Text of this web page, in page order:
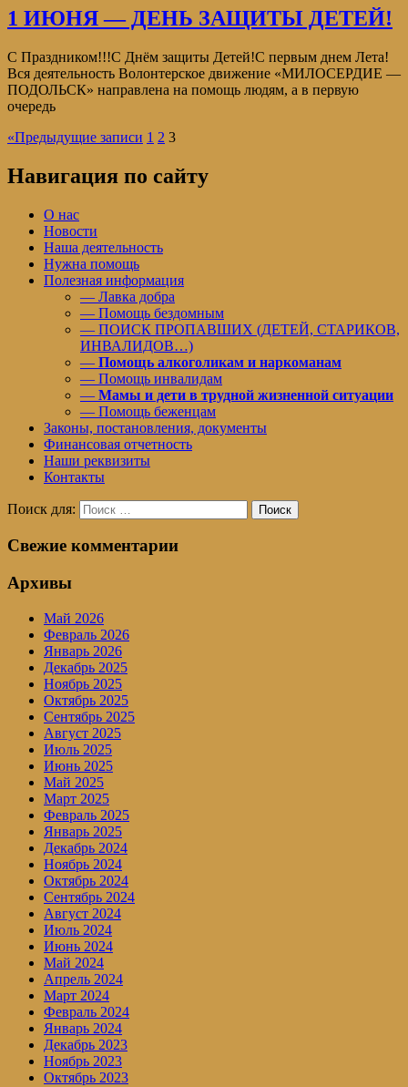
1 ИЮНЯ — ДЕНЬ ЗАЩИТЫ ДЕТЕЙ!
С Праздником!!!С Днём защиты Детей!С первым днем Лета!
Вся деятельность Волонтерское движение «МИЛОСЕРДИЕ —
ПОДОЛЬСК» направлена на помощь людям, а в первую
очередь
«Предыдущие записи 1 2 3
Навигация по сайту
О нас
Новости
Наша деятельность
Нужна помощь
Полезная информация
— Лавка добра
— Помощь бездомным
— ПОИСК ПРОПАВШИХ (ДЕТЕЙ, СТАРИКОВ,
ИНВАЛИДОВ…)
— Помощь алкоголикам и наркоманам
— Помощь инвалидам
— Мамы и дети в трудной жизненной ситуации
— Помощь беженцам
Законы, постановления, документы
Финансовая отчетность
Наши реквизиты
Контакты
Поиск для: Поиск
Свежие комментарии
Архивы
Май 2026
Февраль 2026
Январь 2026
Декабрь 2025
Ноябрь 2025
Октябрь 2025
Сентябрь 2025
Август 2025
Июль 2025
Июнь 2025
Май 2025
Март 2025
Февраль 2025
Январь 2025
Декабрь 2024
Ноябрь 2024
Октябрь 2024
Сентябрь 2024
Август 2024
Июль 2024
Июнь 2024
Май 2024
Апрель 2024
Март 2024
Февраль 2024
Январь 2024
Декабрь 2023
Ноябрь 2023
Октябрь 2023